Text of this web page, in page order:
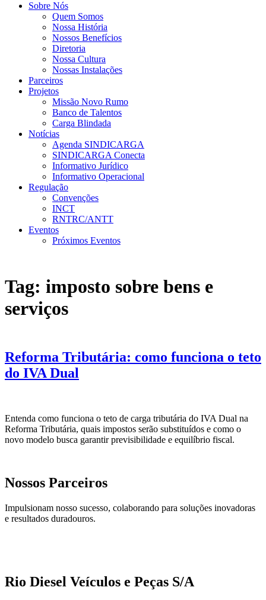
Sobre Nós
Quem Somos
Nossa História
Nossos Benefícios
Diretoria
Nossa Cultura
Nossas Instalações
Parceiros
Projetos
Missão Novo Rumo
Banco de Talentos
Carga Blindada
Notícias
Agenda SINDICARGA
SINDICARGA Conecta
Informativo Jurídico
Informativo Operacional
Regulação
Convenções
INCT
RNTRC/ANTT
Eventos
Próximos Eventos
Tag: imposto sobre bens e
serviços
Reforma Tributária: como funciona o teto
do IVA Dual
Entenda como funciona o teto de carga tributária do IVA Dual na
Reforma Tributária, quais impostos serão substituídos e como o
novo modelo busca garantir previsibilidade e equilíbrio fiscal.
Nossos Parceiros
Impulsionam nosso sucesso, colaborando para soluções inovadoras
e resultados duradouros.
Rio Diesel Veículos e Peças S/A